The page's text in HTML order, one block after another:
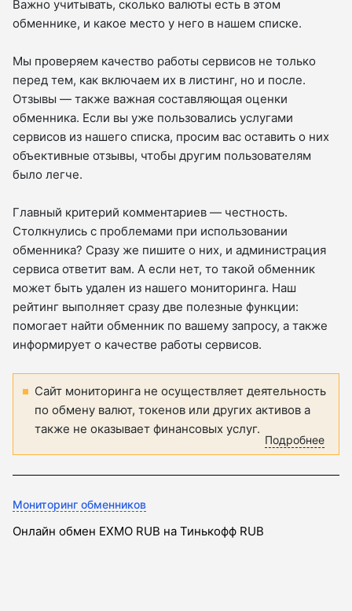
Важно учитывать, сколько валюты есть в этом
обменнике, и какое место у него в нашем списке.
Мы проверяем качество работы сервисов не только
перед тем, как включаем их в листинг, но и после.
Отзывы — также важная составляющая оценки
обменника. Если вы уже пользовались услугами
сервисов из нашего списка, просим вас оставить о них
объективные отзывы, чтобы другим пользователям
было легче.
Главный критерий комментариев — честность.
Столкнулись с проблемами при использовании
обменника? Сразу же пишите о них, и администрация
сервиса ответит вам. А если нет, то такой обменник
может быть удален из нашего мониторинга. Наш
рейтинг выполняет сразу две полезные функции:
помогает найти обменник по вашему запросу, а также
информирует о качестве работы сервисов.
Сайт мониторинга не осуществляет деятельность
по обмену валют, токенов или других активов а
также не оказывает финансовых услуг.
Подробнее
Мониторинг обменников
Онлайн обмен EXMO RUB на Тинькофф RUB